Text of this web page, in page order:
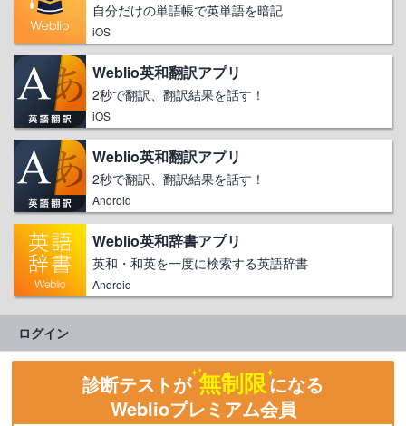
自分だけの単語帳で英単語を暗記
iOS
Weblio英和翻訳アプリ
2秒で翻訳、翻訳結果を話す！
iOS
Weblio英和翻訳アプリ
2秒で翻訳、翻訳結果を話す！
Android
Weblio英和辞書アプリ
英和・和英を一度に検索する英語辞書
Android
ログイン
診断テストが 無制限になる
Weblioプレミアム会員